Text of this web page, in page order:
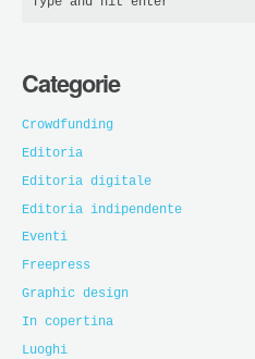
Categorie
Crowdfunding
Editoria
Editoria digitale
Editoria indipendente
Eventi
Freepress
Graphic design
In copertina
Luoghi